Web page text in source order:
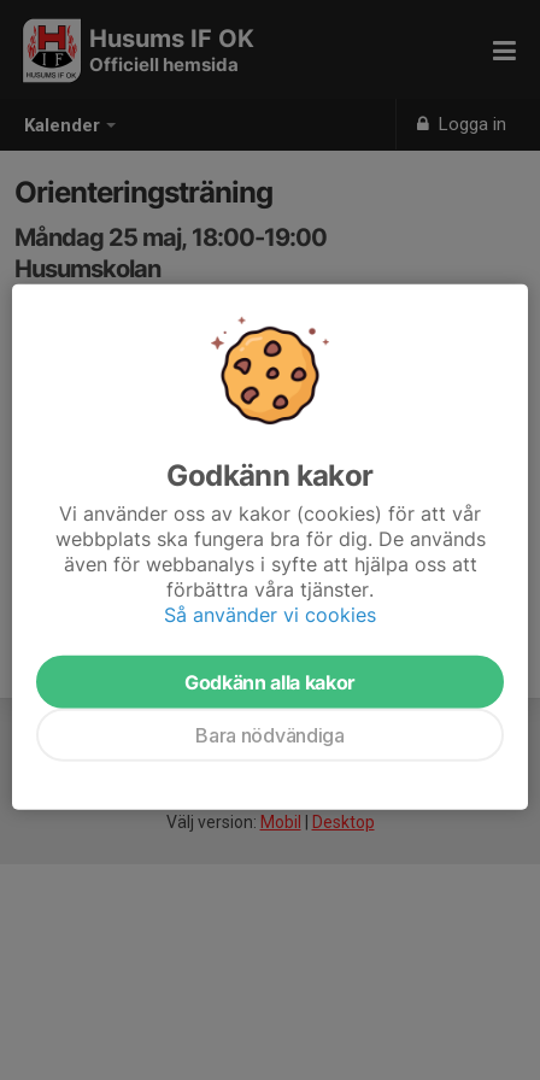
Kalender Logga in
Husums IF OK
Officiell hemsida
Orienteringsträning
Måndag 25 maj, 18:00-19:00
Husumskolan
Välj version: Mobil Desktop
Godkänn kakor
Vi använder oss av kakor (cookies) för att vår
webbplats ska fungera bra för dig. De används
även för webbanalys i syfte att hjälpa oss att
förbättra våra tjänster.
Så använder vi cookies
Godkänn alla kakor
Bara nödvändiga